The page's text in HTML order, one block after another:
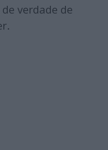
verdade de